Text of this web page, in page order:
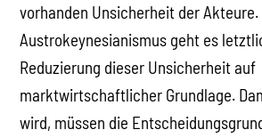
vorhanden Unsicherheit der Akteure.
Austrokeynesianismus geht es
Reduzierung dieser Unsicherheit auf
marktwirtschaftlicher Grundlage.
wird, müssen die